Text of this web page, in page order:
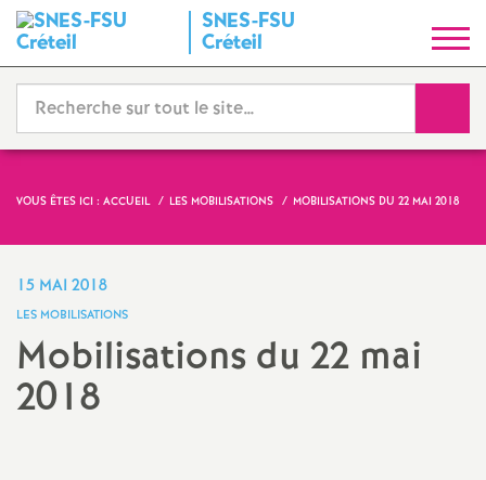
SNES-FSU
Créteil
y
n
d
i
a
VOUS ÊTES ICI : ACCUEIL LES MOBILISATIONS MOBILISATIONS DU 22 MAI 2018
15 MAI 2018
LES MOBILISATIONS
Mobilisations du 22 mai
2018